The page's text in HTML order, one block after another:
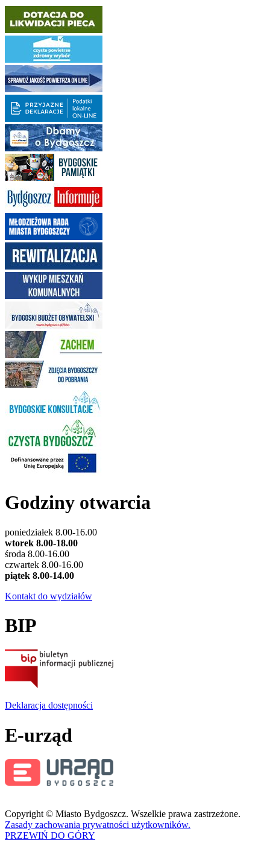
Godziny otwarcia
poniedziałek 8.00-16.00
wtorek 8.00-18.00
środa 8.00-16.00
czwartek 8.00-16.00
piątek 8.00-14.00
Kontakt do wydziałów
BIP
Deklaracja dostępności
E-urząd
Copyright © Miasto Bydgoszcz. Wszelkie prawa zastrzeżone.
Zasady zachowania prywatności użytkowników.
PRZEWIŃ DO GÓRY